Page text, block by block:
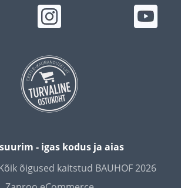
- igas kodus ja aias
õigused kaitstud BAUHOF 2026